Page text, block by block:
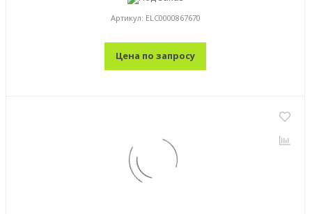
Артикул: ELC0000867670
Цена по запросу